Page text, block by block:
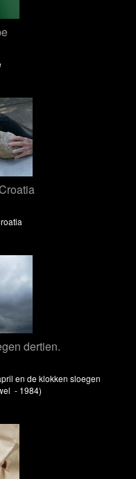
dertien.
en de klokken sloegen
- 1984)